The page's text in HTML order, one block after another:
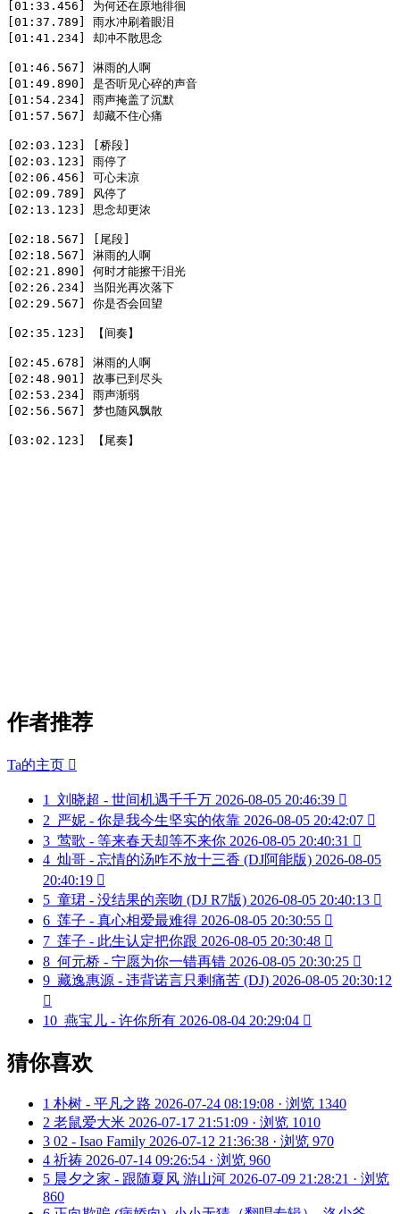
[01:33.456] 为何还在原地徘徊
[01:37.789] 雨水冲刷着眼泪
[01:41.234] 却冲不散思念
[01:46.567] 淋雨的人啊
[01:49.890] 是否听见心碎的声音
[01:54.234] 雨声掩盖了沉默
[01:57.567] 却藏不住心痛
[02:03.123] [桥段]
[02:03.123] 雨停了
[02:06.456] 可心未凉
[02:09.789] 风停了
[02:13.123] 思念却更浓
[02:18.567] [尾段]
[02:18.567] 淋雨的人啊
[02:21.890] 何时才能擦干泪光
[02:26.234] 当阳光再次落下
[02:29.567] 你是否会回望
[02:35.123] 【间奏】
[02:45.678] 淋雨的人啊
[02:48.901] 故事已到尽头
[02:53.234] 雨声渐弱
[02:56.567] 梦也随风飘散
[03:02.123] 【尾奏】
作者推荐
Ta的主页 
1 刘晓超 - 世间机遇千千万 2026-08-05 20:46:39 
2 严妮 - 你是我今生坚实的依靠 2026-08-05 20:42:07 
3 莺歌 - 等来春天却等不来你 2026-08-05 20:40:31 
4 灿哥 - 忘情的汤咋不放十三香 (DJ阿能版) 2026-08-05
20:40:19 
5 童珺 - 没结果的亲吻 (DJ R7版) 2026-08-05 20:40:13 
6 莲子 - 真心相爱最难得 2026-08-05 20:30:55 
7 莲子 - 此生认定把你跟 2026-08-05 20:30:48 
8 何元桥 - 宁愿为你一错再错 2026-08-05 20:30:25 
9 藏逸惠源 - 违背诺言只剩痛苦 (DJ) 2026-08-05 20:30:12

10 燕宝儿 - 许你所有 2026-08-04 20:29:04 
猜你喜欢
1 朴树 - 平凡之路 2026-07-24 08:19:08 · 浏览 1340
2 老鼠爱大米 2026-07-17 21:51:09 · 浏览 1010
3 02 - Isao Family 2026-07-12 21:36:38 · 浏览 970
4 祈祷 2026-07-14 09:26:54 · 浏览 960
5 晨夕之家 - 跟随夏风 游山河 2026-07-09 21:28:21 · 浏览
860